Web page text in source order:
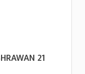
21